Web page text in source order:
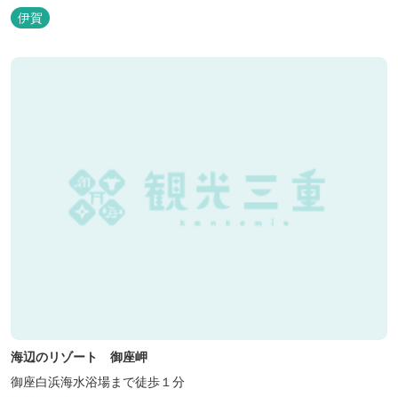
から120分の好アクセス！ ★専用テラス付きバンガローでは、BBQ
をしながら子どもが川遊びをしているのが見れる！ ★Wi-Fiがつな
伊賀
海辺のリゾート 御座岬
御座白浜海水浴場まで徒歩１分